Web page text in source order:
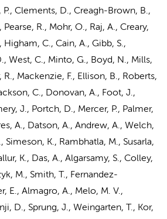
P., Clements, D., Creagh-Brown, B.,
Pearse, R., Mohr, O., Raj, A., Creary,
Higham, C., Cain, A., Gibb, S.,
West, C., Minto, G., Boyd, N., Mills,
R., Mackenzie, F., Ellison, B., Roberts,
C., Donovan, A., Foot, J.,
J., Portch, D., Mercer, P., Palmer,
A., Datson, A., Andrew, A., Welch,
Simeson, K., Rambhatla, M., Susarla,
K., Das, A., Algarsamy, S., Colley,
M., Smith, T., Fernandez-
E., Almagro, A., Melo, M. V.,
D., Sprung, J., Weingarten, T., Kor,